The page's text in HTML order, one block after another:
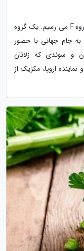
در ادامه آنالیز تیم های جام جهانی 2018 به گروه F می رسیم. یک گروه
به جام جهانی با حضور
و سوئدی که زلاتان
اروپا، مکزیک از